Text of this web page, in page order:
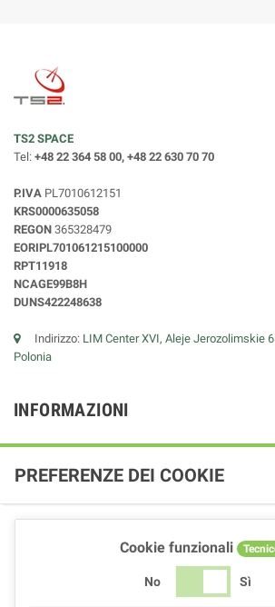
TS2 SPACE
Tel: +48 22 364 58 00, +48 22 630 70 70
P.IVA PL7010612151
KRS0000635058
REGON 365328479
EORIPL701061215100000
RPT11918
NCAGE99B8H
DUNS422248638
Indirizzo: LIM Center XVI, Aleje Jerozolimskie
Polonia
INFORMAZIONI
PREFERENZE DEI COOKIE
Cookie funzionali
No Sì